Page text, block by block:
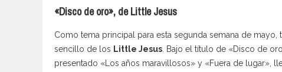
«Disco de oro», de Little Jesus
Como tema principal para esta segunda semana de mayo,
sencillo de los Little Jesus . Bajo el título de «Disco de
presentado «Los años maravillosos» y «Fuera de lugar»,